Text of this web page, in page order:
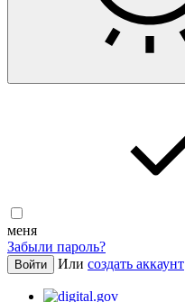
меня
Забыли пароль?
Войти Или создать аккаунт